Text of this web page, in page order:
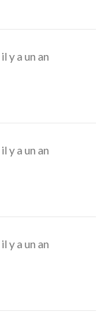
il y a un an
il y a un an
il y a un an